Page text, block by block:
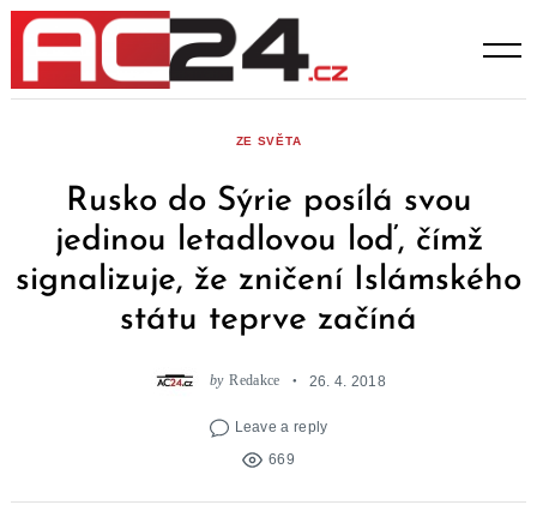
Skip
content
ZE SVĚTA
Rusko do Sýrie posílá svou
jedinou letadlovou loď, čímž
signalizuje, že zničení Islámského
státu teprve začíná
by Redakce 26. 4. 2018
Leave a reply
669